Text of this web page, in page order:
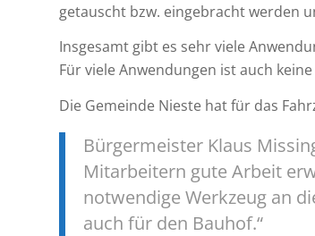
getauscht bzw. eingebracht werden
Insgesamt gibt es sehr viele
Für viele Anwendungen ist auch
Die Gemeinde Nieste hat für das
Bürgermeister Klaus
Mitarbeitern gute Arbeit
notwendige Werkzeug an
auch für den Bauhof.“